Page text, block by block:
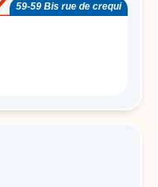
59-59 Bis rue de crequi